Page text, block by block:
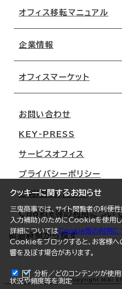
クッキーに関するお知らせ
三鬼商事では、サイト閲覧者の利便
入力補助)のためにCookieを使用し
詳細についてはCookie等の利用に
Cookieをブロックすると、お客様
響を及ぼす場合があります。
分析／どのコンテンツが使
状況や頻度等を測定
地図から探す
路線・駅から探す
オフィス移転マニュアル
移転コストシミュレーション
移転スケジュール
オフィス移転Q&A
企業情報
オフィスマーケット
大阪
名古屋
札幌
仙台
横浜
福岡
オフィスリポート
ログイン
お問い合わせ
KEY-PRESS
サービスオフィス
プライバシーポリシー
ご利用にあたって
Cookie等の利用につい
都道府県から探す
北海道 Copyright Miki